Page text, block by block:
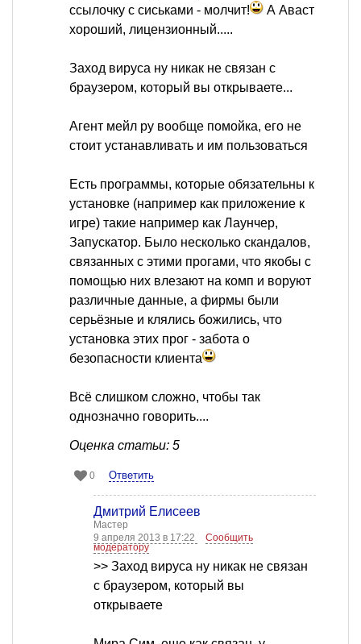
ссылочку с сиськами - молчит!
А Аваст
хороший, лицензионный.....
Заход вируса ну никак не связан с
браузером, который вы открываете...
Агент мейл ру вообще помойка, его не
стоит устанавливать и им пользоваться
Есть программы, которые обязательны к
установке (например как приложение к
игре) такие например как Лаунчер,
Запускатор. Было несколько скандалов,
связанных с этими прогами, что якобы с
помощью них влезают на комп и воруют
различные данные, а фирмы были
серьёзные и клялись божились, что
установка этих прог - забота о
безопасности клиента
Всё слишком сложно, чтобы так
однозначно говорить....
Оценка статьи: 5
0 Ответить
Дмитрий Елисеев
Мастер
9 апреля 2013 в 17:22
Сообщить
модератору
>> Заход вируса ну никак не связан
с браузером, который вы
открываете